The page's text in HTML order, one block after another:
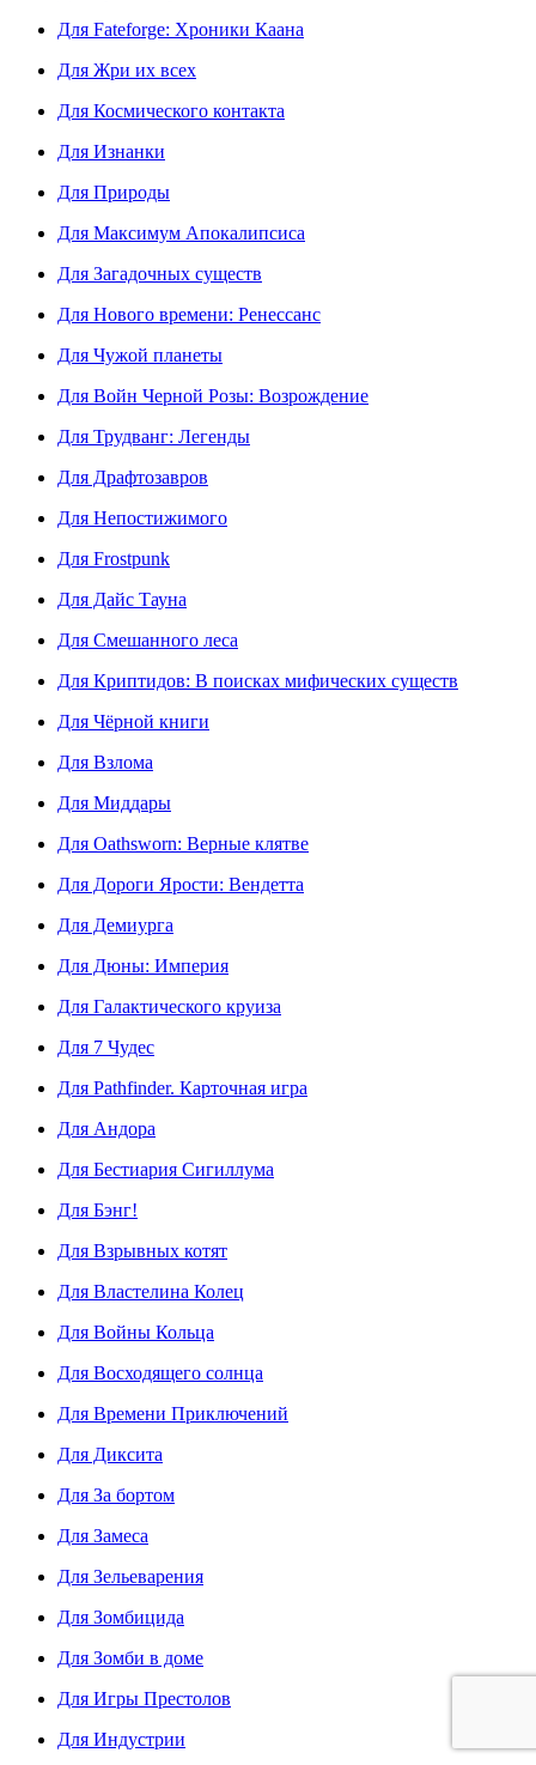
Для Fateforge: Хроники Каана
Для Жри их всех
Для Космического контакта
Для Изнанки
Для Природы
Для Максимум Апокалипсиса
Для Загадочных существ
Для Нового времени: Ренессанс
Для Чужой планеты
Для Войн Черной Розы: Возрождение
Для Трудванг: Легенды
Для Драфтозавров
Для Непостижимого
Для Frostpunk
Для Дайс Тауна
Для Смешанного леса
Для Криптидов: В поисках мифических существ
Для Чёрной книги
Для Взлома
Для Миддары
Для Oathsworn: Верные клятве
Для Дороги Ярости: Вендетта
Для Демиурга
Для Дюны: Империя
Для Галактического круиза
Для 7 Чудес
Для Pathfinder. Карточная игра
Для Андора
Для Бестиария Сигиллума
Для Бэнг!
Для Взрывных котят
Для Властелина Колец
Для Войны Кольца
Для Восходящего солнца
Для Времени Приключений
Для Диксита
Для За бортом
Для Замеса
Для Зельеварения
Для Зомбицида
Для Зомби в доме
Для Игры Престолов
Для Индустрии